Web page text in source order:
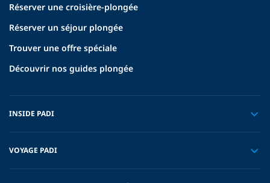
Réserver une croisière-plongée
Réserver un séjour plongée
Trouver une offre spéciale
Découvrir nos guides plongée
INSIDE PADI
VOYAGE PADI